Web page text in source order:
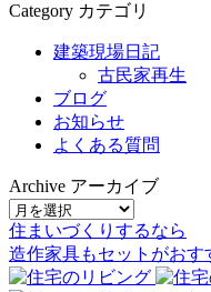
Category カテゴリ
建築現場日記
古民家再生
ブログ
お知らせ
よくある質問
Archive アーカイブ
住まいづくりするなら
造作家具もセット がおす